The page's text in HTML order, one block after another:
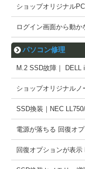
ショップオリジナル
ログイン画面から動
パソコン修理
M.2 SSD故障｜ DELL
ショップオリジナルノ
SSD換装｜NEC
電源が落ちる 回復オ
回復オプションが表